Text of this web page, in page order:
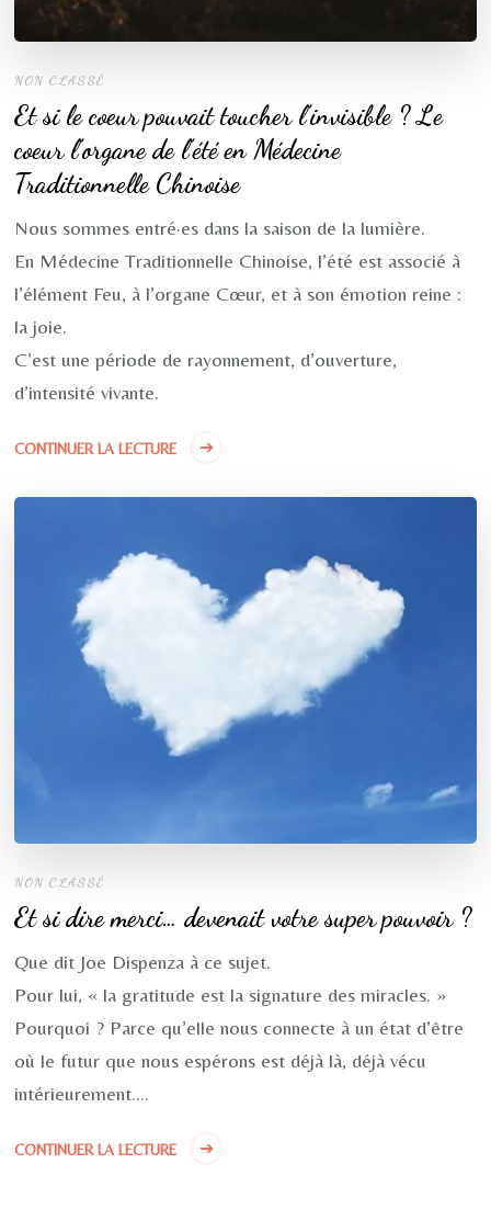
NON CLASSÉ
Et si le coeur pouvait toucher l’invisible ? Le
coeur l’organe de l’été en Médecine
Traditionnelle Chinoise
Nous sommes entré·es dans la saison de la lumière.
En Médecine Traditionnelle Chinoise, l’été est associé à
l’élément Feu, à l’organe Cœur, et à son émotion reine :
la joie.
C’est une période de rayonnement, d’ouverture,
d’intensité vivante.
CONTINUER LA LECTURE
NON CLASSÉ
Et si dire merci… devenait votre super pouvoir ?
Que dit Joe Dispenza à ce sujet.
Pour lui, « la gratitude est la signature des miracles. »
Pourquoi ? Parce qu’elle nous connecte à un état d’être
où le futur que nous espérons est déjà là, déjà vécu
intérieurement….
CONTINUER LA LECTURE